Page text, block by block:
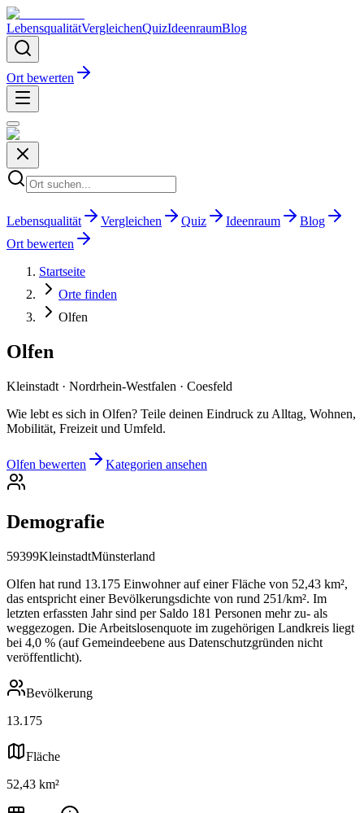
LebensqualitätVergleichenQuizIdeenraumBlog
Ort bewerten
Lebensqualität Vergleichen Quiz Ideenraum
Blog
Ort bewerten
Startseite
Orte finden
Olfen
Olfen
Kleinstadt · Nordrhein-Westfalen · Coesfeld
Wie lebt es sich in Olfen? Teile deinen Eindruck zu Alltag, Wohnen,
Mobilität, Freizeit und Umfeld.
Olfen bewerten Kategorien ansehen
Demografie
59399KleinstadtMünsterland
Olfen hat rund 13.175 Einwohner auf einer Fläche von 52,43 km²,
das entspricht einer Bevölkerungsdichte von rund 251/km². Im
letzten erfassten Jahr sind per Saldo 181 Personen mehr zu- als
weggezogen. Die Arbeitslosenquote im zugehörigen Landkreis liegt
bei 4,0 % (auf Gemeindeebene aus Datenschutzgründen nicht
veröffentlicht).
Bevölkerung
13.175
Fläche
52,43 km²